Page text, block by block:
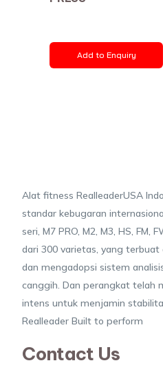
Add to Enquiry
Alat fitness RealleaderUSA
standar kebugaran
seri, M7 PRO, M2, M3, HS, FM,
dari 300 varietas, yang
dan mengadopsi sistem
canggih. Dan perangkat telah
intens untuk menjamin
Realleader Built to perform
Contact Us